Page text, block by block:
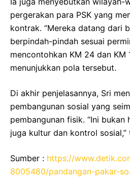
pergerakan para PSK yang
kontrak. “Mereka datang dari
berpindah-pindah sesuai
mencontohkan KM 24 dan
menunjukkan pola tersebut.
Di akhir penjelasannya, Sri
pembangunan sosial yang
pembangunan fisik. “Ini bukan
juga kultur dan kontrol sosial,”
Sumber : https://
8005480/pandangan-pakar-